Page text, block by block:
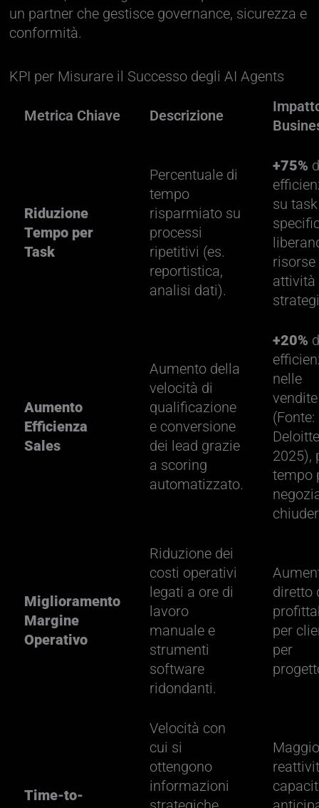
un partner che gestisce governance, sicurezza e
conformità.
KPI per Misurare il Successo degli AI Agents
Metrica Chiave Descrizione
Riduzione
Tempo per
Task
Percentuale di
tempo
risparmiato su
processi
ripetitivi (es.
reportistica,
analisi dati).
+75%
su task
risorse
attività
Aumento
Efficienza
Sales
Aumento della
velocità di
qualificazione
e conversione
dei lead grazie
a scoring
automatizzato.
+20%
nelle
vendite
(Fonte:
2025),
tempo
Miglioramento
Margine
Operativo
Riduzione dei
costi operativi
legati a ore di
lavoro
manuale e
strumenti
software
ridondanti.
diretto
per
per
Time-to-
Velocità con
cui si
ottengono
informazioni